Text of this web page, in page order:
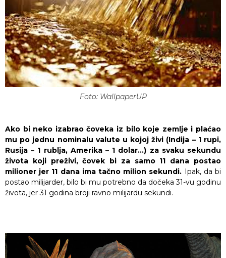
Foto: WallpaperUP
Ako bi neko izabrao čoveka iz bilo koje zemlje i plaćao
mu po jednu nominalu valute u kojoj živi (Indija – 1 rupi,
Rusija – 1 rublja, Amerika – 1 dolar…) za svaku sekundu
života koji preživi, čovek bi za samo 11 dana postao
milioner jer 11 dana ima tačno milion sekundi. Ipak, da bi
postao milijarder, bilo bi mu potrebno da dočeka 31-vu godinu
života, jer 31 godina broji ravno milijardu sekundi.